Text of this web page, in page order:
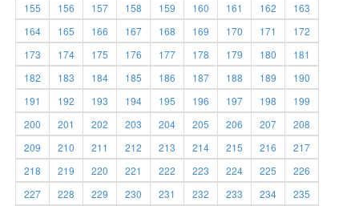
155
156 157 158 159 160 161 162
163
164
165 166 167 168 169 170 171
172
173
174 175 176 177 178 179 180
181
182
183 184 185 186 187 188 189
190
191
192 193 194 195 196 197 198
199
200
201 202 203 204 205 206 207
208
209
210 211 212 213 214 215 216
217
218
219 220 221 222 223 224 225
226
227
228 229 230 231 232 233 234
235